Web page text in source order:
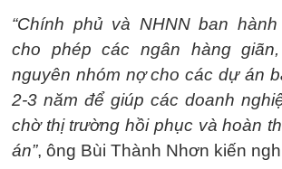
“Chính phủ và NHNN ban
cho phép các ngân hàng
nguyên nhóm nợ cho các dự án
2-3 năm để giúp các doanh
chờ thị trường hồi phục và hoàn
án”, ông Bùi Thành Nhơn kiến